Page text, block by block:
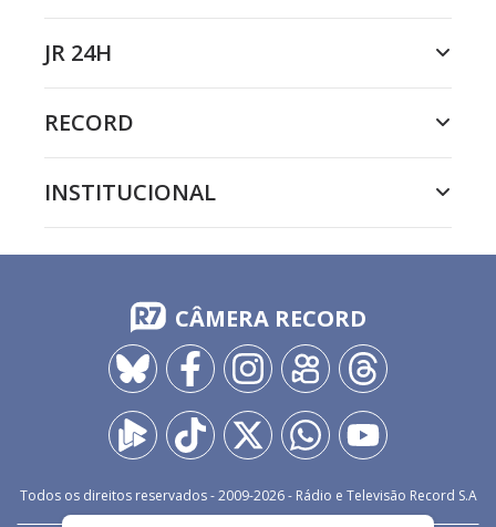
JR 24H
RECORD
INSTITUCIONAL
CÂMERA RECORD
Todos os direitos reservados - 2009-2026- Rádio e Televisão Record S.A